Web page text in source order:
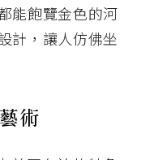
能飽覽金色的河
計，讓人仿佛坐
術